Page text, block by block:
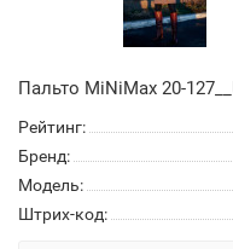
Пальто MiNiMax 20-
Рейтинг:
Бренд:
Модель:
Штрих-код: